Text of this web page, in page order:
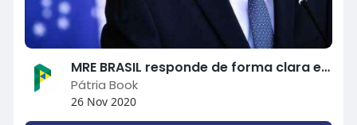
MRE BRASIL responde de forma clara e incisiva à China e dá lição de diplomacia ao país asiático.
Pátria Book
26 Nov 2020